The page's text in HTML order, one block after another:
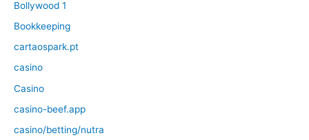
Bollywood 1
Bookkeeping
cartaospark.pt
casino
Casino
casino-beef.app
casino/betting/nutra